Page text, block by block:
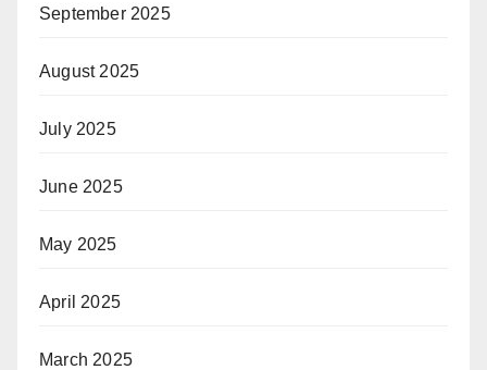
September 2025
August 2025
July 2025
June 2025
May 2025
April 2025
March 2025